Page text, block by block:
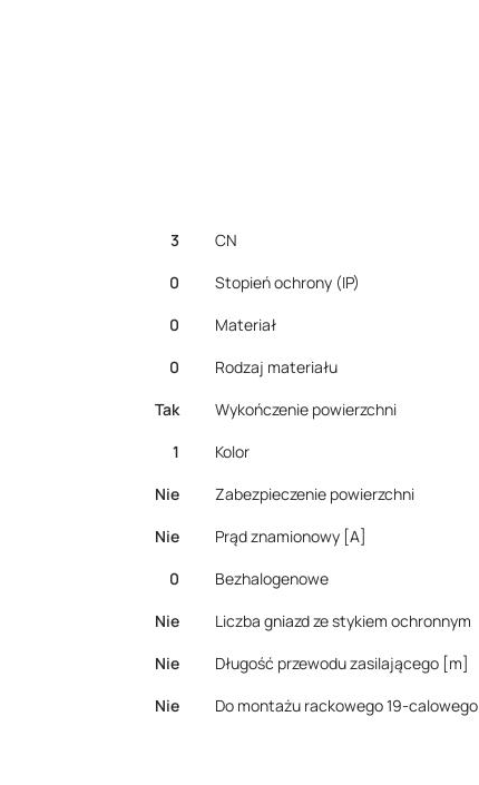
3 CN
0 Stopień ochrony (IP)
0 Materiał
0 Rodzaj materiału
Tak Wykończenie powierzchni
1 Kolor
Nie Zabezpieczenie powierzchni
Nie Prąd znamionowy [A]
0 Bezhalogenowe
Nie Liczba gniazd ze stykiem ochronnym
Nie Długość przewodu zasilającego [m]
Nie Do montażu rackowego 19-calowego